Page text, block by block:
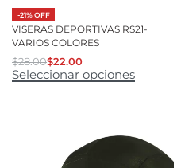
-21% OFF
VISERAS DEPORTIVAS RS21-
VARIOS COLORES
$28.00$22.00
Seleccionar opciones